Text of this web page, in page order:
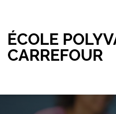
ÉCOLE
CARREFOUR